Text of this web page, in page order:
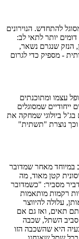
להתחדש. הנוירונים
יותר לתאי לב:
הנזק שנגרם נשאר,
- מספיק כדי לגרום
עצמו ומתוכנתים
שמסוגלים
ביולוגי שמחקה את
נוצרת "תשתית"
במיוחד מאחר שמדובר
קטן מאוד, מה
מסביר: "כשמדובר
רקמות מותאמות
עלולה להיווצר
תאים, ואז גם אם
סביב השתל, שכבה
היא שהשכבה הזו